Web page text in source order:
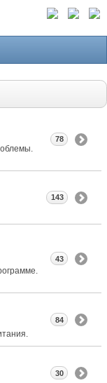
78
143
43
84
30